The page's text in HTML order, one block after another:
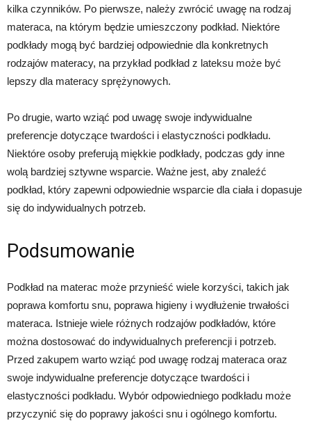
kilka czynników. Po pierwsze, należy zwrócić uwagę na rodzaj
materaca, na którym będzie umieszczony podkład. Niektóre
podkłady mogą być bardziej odpowiednie dla konkretnych
rodzajów materacy, na przykład podkład z lateksu może być
lepszy dla materacy sprężynowych.
Po drugie, warto wziąć pod uwagę swoje indywidualne
preferencje dotyczące twardości i elastyczności podkładu.
Niektóre osoby preferują miękkie podkłady, podczas gdy inne
wolą bardziej sztywne wsparcie. Ważne jest, aby znaleźć
podkład, który zapewni odpowiednie wsparcie dla ciała i dopasuje
się do indywidualnych potrzeb.
Podsumowanie
Podkład na materac może przynieść wiele korzyści, takich jak
poprawa komfortu snu, poprawa higieny i wydłużenie trwałości
materaca. Istnieje wiele różnych rodzajów podkładów, które
można dostosować do indywidualnych preferencji i potrzeb.
Przed zakupem warto wziąć pod uwagę rodzaj materaca oraz
swoje indywidualne preferencje dotyczące twardości i
elastyczności podkładu. Wybór odpowiedniego podkładu może
przyczynić się do poprawy jakości snu i ogólnego komfortu.